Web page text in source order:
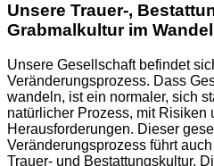
Unsere Trauer-,
Grabmalkultur im
Unsere Gesellschaft befindet
Veränderungsprozess. Dass
wandeln, ist ein normaler, sich
natürlicher Prozess, mit Risiken
Herausforderungen. Dieser
Veränderungsprozess führt
Trauer- und Bestattungskultur.